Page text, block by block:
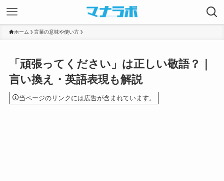
ホーム 言葉の意味や使い方
「頑張ってください」は正しい敬語？｜
言い換え・英語表現も解説
当ページのリンクには広告が含まれています。